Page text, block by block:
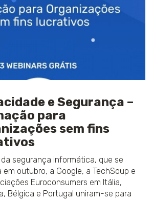
e Segurança –
para
sem fins
da segurança informática, que se
em outubro, a Google, a TechSoup e
Euroconsumers em Itália,
Bélgica e Portugal uniram-se para